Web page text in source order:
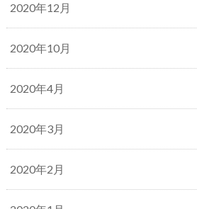
2020年12月
2020年10月
2020年4月
2020年3月
2020年2月